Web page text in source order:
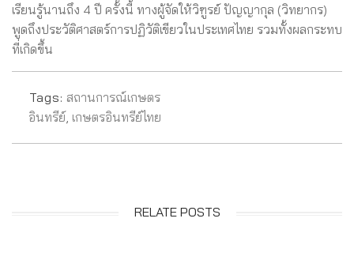
เรียนรู้นานถึง 4 ปี ครั้งนี้ ทางผู้จัดให้วิฑูรย์ ปัญญากุล (วิทยากร)
พูดถึงประวัติศาสตร์การปฏิวัติเขียวในประเทศไทย รวมทั้งผลกระทบ
ที่เกิดขึ้น
Tags: สถานการณ์เกษตร
อินทรีย์, เกษตรอินทรีย์ไทย
RELATE POSTS